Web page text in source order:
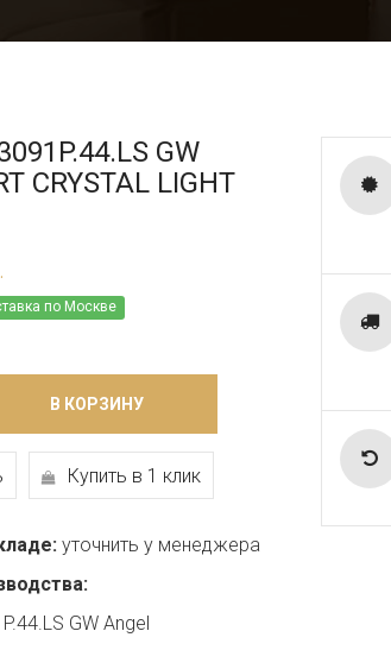
GW
CRYSTAL LIGHT
по Москве
В КОРЗИНУ
Купить в 1 клик
уточнить у менеджера
GW Angel